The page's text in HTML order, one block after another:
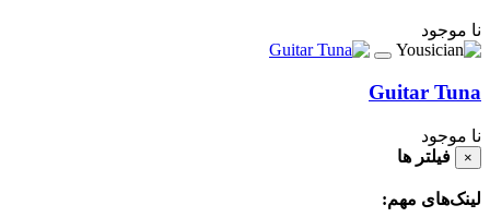
نا موجود
Guitar Tuna
نا موجود
× فیلتر ها
لینک‌های مهم: